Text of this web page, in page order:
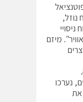
נוזל,
מיזם
נערכו
את